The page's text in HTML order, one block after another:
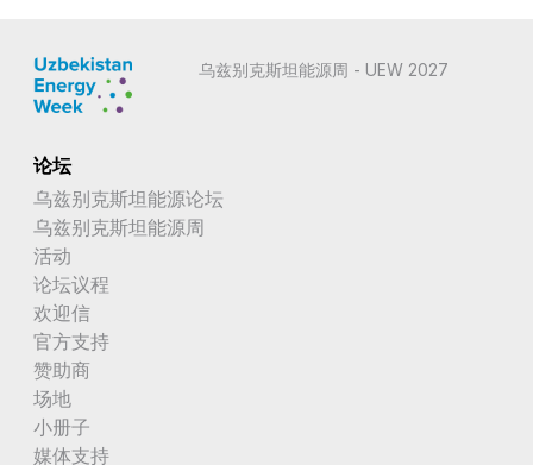
乌兹别克斯坦能源周 - UEW 2027
论坛
乌兹别克斯坦能源论坛
乌兹别克斯坦能源周
活动
论坛议程
欢迎信
官方支持
赞助商
场地
小册子
媒体支持